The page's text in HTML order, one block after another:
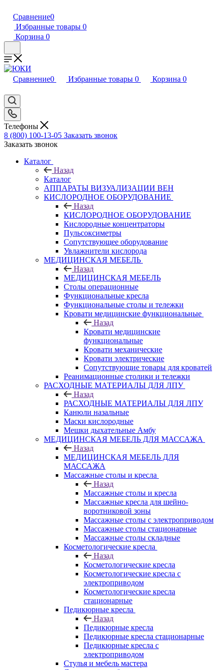
Сравнение0
Избранные товары 0
Корзина 0
Сравнение0 Избранные товары 0 Корзина 0
Телефоны
8 (800) 100-13-05 Заказать звонок
Заказать звонок
Каталог
Назад
Каталог
АППАРАТЫ ВИЗУАЛИЗАЦИИ ВЕН
КИСЛОРОДНОЕ ОБОРУДОВАНИЕ
Назад
КИСЛОРОДНОЕ ОБОРУДОВАНИЕ
Кислородные концентраторы
Пульсоксиметры
Сопутствующее оборудование
Увлажнители кислорода
МЕДИЦИНСКАЯ МЕБЕЛЬ
Назад
МЕДИЦИНСКАЯ МЕБЕЛЬ
Столы операционные
Функциональные кресла
Функциональные столы и тележки
Кровати медицинские функциональные
Назад
Кровати медицинские
функциональные
Кровати механические
Кровати электрические
Сопутствующие товары для кроватей
Реанимационные столики и тележки
РАСХОДНЫЕ МАТЕРИАЛЫ ДЛЯ ЛПУ
Назад
РАСХОДНЫЕ МАТЕРИАЛЫ ДЛЯ ЛПУ
Канюли назальные
Маски кислородные
Мешки дыхательные Амбу
МЕДИЦИНСКАЯ МЕБЕЛЬ ДЛЯ МАССАЖА
Назад
МЕДИЦИНСКАЯ МЕБЕЛЬ ДЛЯ
МАССАЖА
Массажные столы и кресла
Назад
Массажные столы и кресла
Массажные кресла для шейно-
воротниковой зоны
Массажные столы с электроприводом
Массажные столы стационарные
Массажные столы складные
Косметологические кресла
Назад
Косметологические кресла
Косметологические кресла с
электроприводом
Косметологические кресла
стационарные
Педикюрные кресла
Назад
Педикюрные кресла
Педикюрные кресла стационарные
Педикюрные кресла с
электроприводом
Стулья и мебель мастера